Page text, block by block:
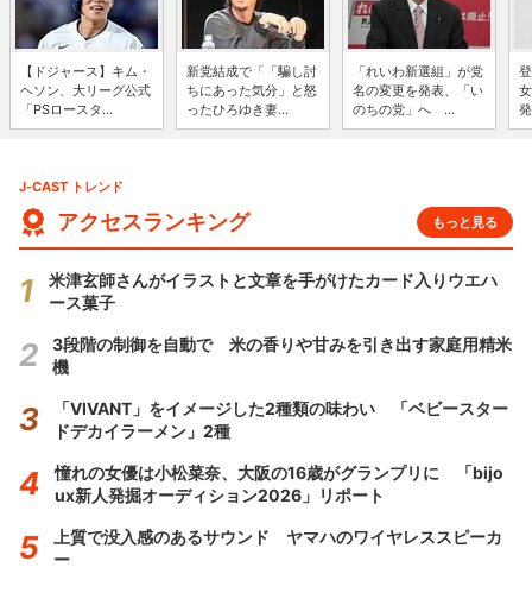
【ドジャース】キム・
ヘソン、大リーグ公式
「PSロースタ...
新党結成で「「騙し討
ちにあった気分」と怒
ったひろゆき妻...
「れいわ新選組」が党
名の変更を発表、「い
のちの党」へ ...
J-CAST トレンド
アクセスランキング もっと見る
米津玄師さんがイラストと文章を手がけたカード入りウエハ
ース菓子
3段階の制御を自動で 米の香りや甘みを引き出す家庭用精米
機
「VIVANT」をイメージした2種類の味わい 「ベビースター
ドデカイラーメン」2種
憧れの女優は小松菜奈、大阪の16歳がグランプリに 「bijo
ux新人発掘オーディション2026」リポート
上質で没入感のあるサウンド ヤマハのワイヤレススピーカ
ー